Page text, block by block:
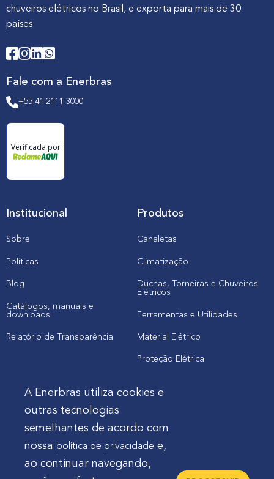
chuveiros elétricos no Brasil, e exporta para mais de 30
países.
Fale com a Enerbras
+55 41 2111-3000
Verificada por
Institucional
Sobre
Políticas
Blog
Catálogos, manuais e
downloads
Relatório de Transparência
Produtos
Canaletas
Climatização
Duchas, Torneiras e Chuveiros
Elétricos
Ferramentas e Utilidades
Material Elétrico
Proteção Elétrica
Cliente
Onde comprar produtos
Quero Enerbras na minha loja
A Enerbras utiliza cookies e
outras tecnologias
semelhantes de acordo com
nossa política de privacidade e,
ao continuar navegando,